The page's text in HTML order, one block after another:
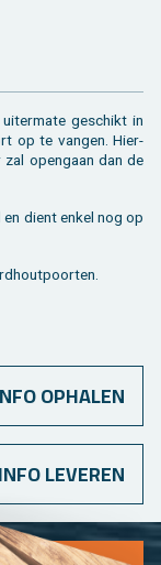
ge­schikt in
op te van­gen. Hier­
open­gaan dan de
dient enkel nog op
OPHALEN
INFO LEVEREN